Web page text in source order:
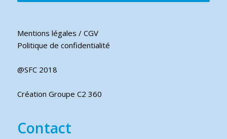
Mentions légales / CGV
Politique de confidentialité
@SFC 2018
Création Groupe C2 360
Contact